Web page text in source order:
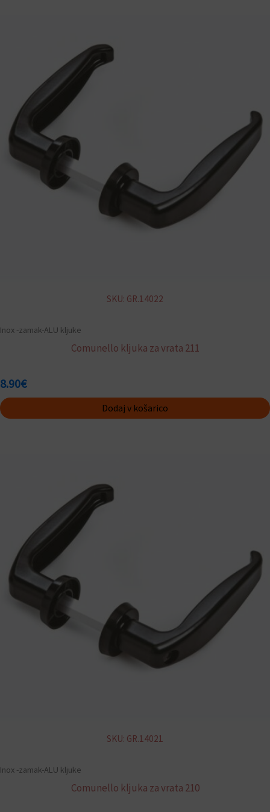
SKU: GR.14022
Inox -zamak-ALU kljuke
Comunello kljuka za vrata 211
8.90€
Dodaj v košarico
SKU: GR.14021
Inox -zamak-ALU kljuke
Comunello kljuka za vrata 210